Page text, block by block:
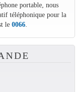
portable, nous
téléphonique pour la
le 0066.